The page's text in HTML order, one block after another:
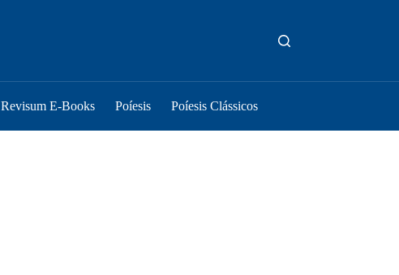
Revisum E-Books Poíesis Poíesis Clássicos